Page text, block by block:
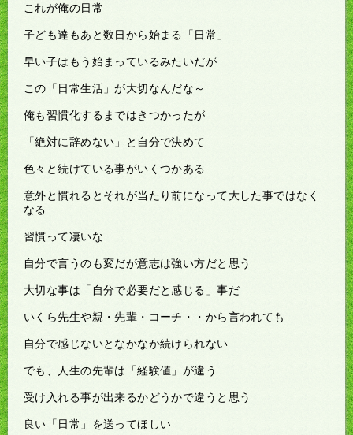
これが俺の日常
子ども達もあと数日から始まる「日常」
早い子はもう始まっているみたいだが
この「日常生活」が大切なんだな～
俺も習慣化するまではきつかったが
「絶対に辞めない」と自分で決めて
色々と続けている事がいくつかある
意外と慣れるとそれが当たり前になって大した事ではなく
なる
習慣って凄いな
自分で言うのも変だが意志は強い方だと思う
大切な事は「自分で必要だと感じる」事だ
いくら先生や親・先輩・コーチ・・から言われても
自分で感じないとなかなか続けられない
でも、人生の先輩は「経験値」が違う
受け入れる事が出来るかどうかで違うと思う
良い「日常」を送ってほしい